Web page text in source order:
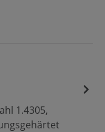
1.4305,